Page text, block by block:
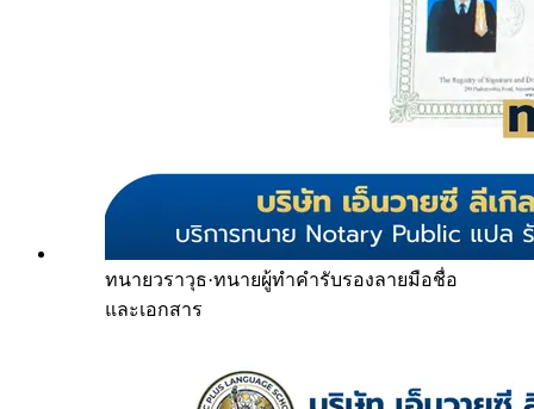
ทนายวราวุธ·ทนายผู้ทำคำรับรองลายมือชื่อ
และเอกสาร